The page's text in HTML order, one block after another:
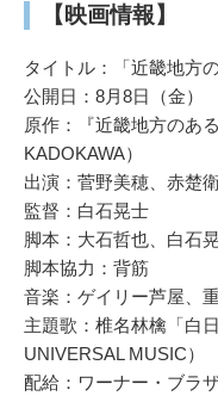
【映画情報】
タイトル：「近畿地方
公開日：8月8日（金）
原作：『近畿地方のあ
KADOKAWA）
出演：菅野美穂、赤楚
監督：白石晃士
脚本：大石哲也、白石
脚本協力：背筋
音楽：ゲイリー芦屋、
主題歌：椎名林檎「白
UNIVERSAL MUSIC）
配給：ワーナー・ブラ